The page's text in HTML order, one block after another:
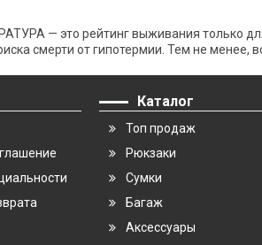
— это рейтинг выживания только
смерти от гипотермии. Тем не менее,
Каталог
Топ продаж
Рюкзаки
Сумки
Багаж
Аксессуары